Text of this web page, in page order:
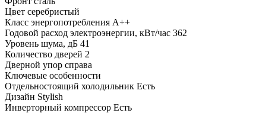
Цвет серебристый
Класс энергопотребления A++
Годовой расход электроэнергии, кВт/час 362
Уровень шума, дБ 41
Количество дверей 2
Дверной упор справа
Ключевые особенности
Отдельностоящий холодильник Есть
Дизайн Stylish
Инверторный компрессор Есть